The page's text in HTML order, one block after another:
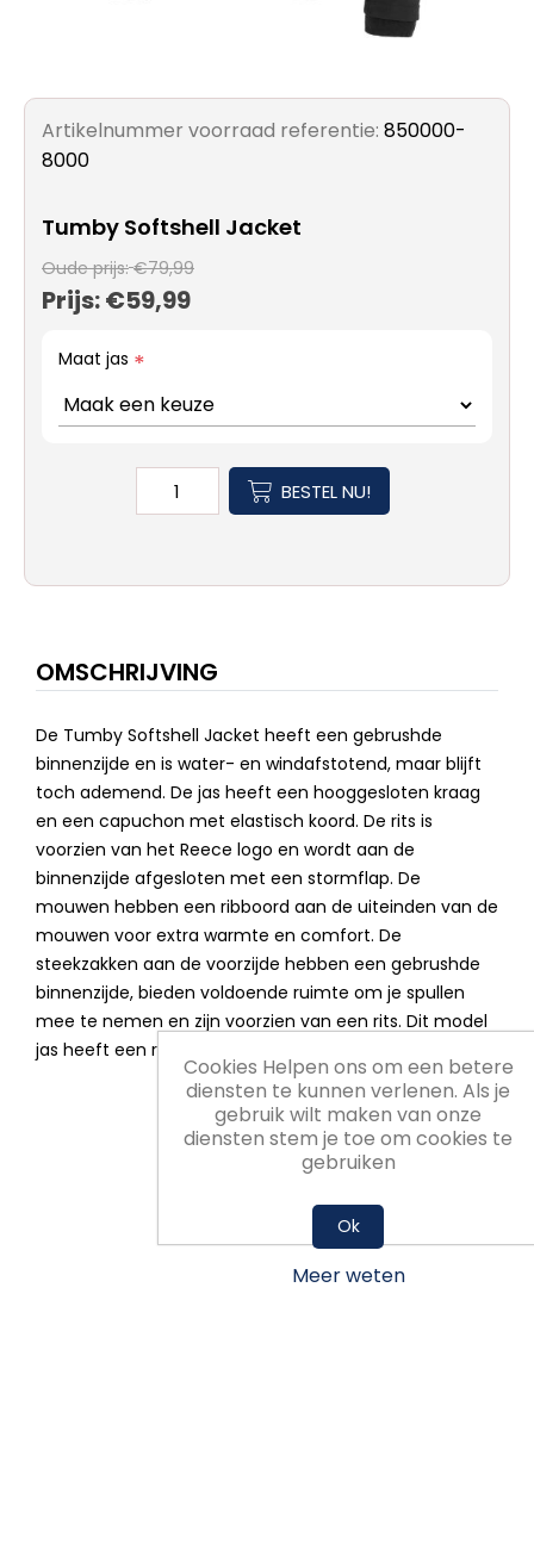
Artikelnummer voorraad referentie: 850000-
8000
Tumby Softshell Jacket
Oude prijs: €79,99
Prijs:€59,99
Maat jas *
BESTEL NU!
OMSCHRIJVING
De Tumby Softshell Jacket heeft een gebrushde
binnenzijde en is water- en windafstotend, maar blijft
toch ademend. De jas heeft een hooggesloten kraag
en een capuchon met elastisch koord. De rits is
voorzien van het Reece logo en wordt aan de
binnenzijde afgesloten met een stormflap. De
mouwen hebben een ribboord aan de uiteinden van de
mouwen voor extra warmte en comfort. De
steekzakken aan de voorzijde hebben een gebrushde
binnenzijde, bieden voldoende ruimte om je spullen
mee te nemen en zijn voorzien van een rits. Dit model
jas heeft een ronde en langere achterkant.
Cookies Helpen ons om een betere
diensten te kunnen verlenen. Als je
gebruik wilt maken van onze
diensten stem je toe om cookies te
gebruiken
Ok
Meer weten